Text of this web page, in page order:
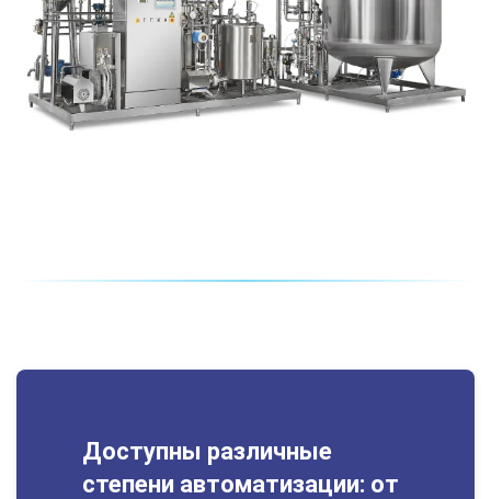
Доступны различные
степени автоматизации: от